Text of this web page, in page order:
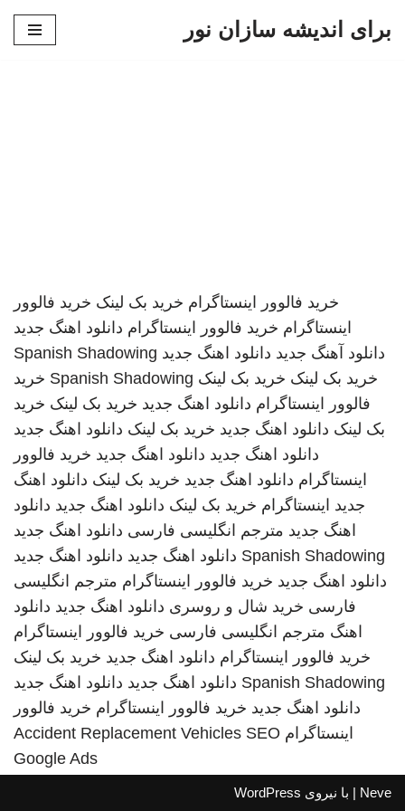
برای اندیشه سازان نور
خرید فالوور اینستاگرام خرید بک لینک خرید فالوور
اینستاگرام خرید فالوور اینستاگرام دانلود اهنگ جدید
دانلود آهنگ جدید دانلود اهنگ جدید Spanish Shadowing
خرید بک لینک خرید بک لینک Spanish Shadowing خرید
فالوور اینستاگرام دانلود اهنگ جدید خرید بک لینک خرید
بک لینک دانلود اهنگ جدید خرید بک لینک دانلود اهنگ جدید
دانلود اهنگ جدید دانلود اهنگ جدید خرید فالوور
اینستاگرام دانلود اهنگ جدید خرید بک لینک دانلود اهنگ
جدید اینستاگرام خرید بک لینک دانلود اهنگ جدید دانلود
اهنگ جدید مترجم انگلیسی فارسی دانلود اهنگ جدید
Spanish Shadowing دانلود اهنگ جدید دانلود اهنگ جدید
دانلود اهنگ جدید خرید فالوور اینستاگرام مترجم انگلیسی
فارسی خرید شال و روسری دانلود اهنگ جدید دانلود
اهنگ مترجم انگلیسی فارسی خرید فالوور اینستاگرام
خرید فالوور اینستاگرام دانلود اهنگ جدید خرید بک لینک
Spanish Shadowing دانلود اهنگ جدید دانلود اهنگ جدید
دانلود اهنگ جدید خرید فالوور اینستاگرام خرید فالوور
اینستاگرام
Accident Replacement Vehicles SEO
Google Ads
Neve | با نیروی WordPress